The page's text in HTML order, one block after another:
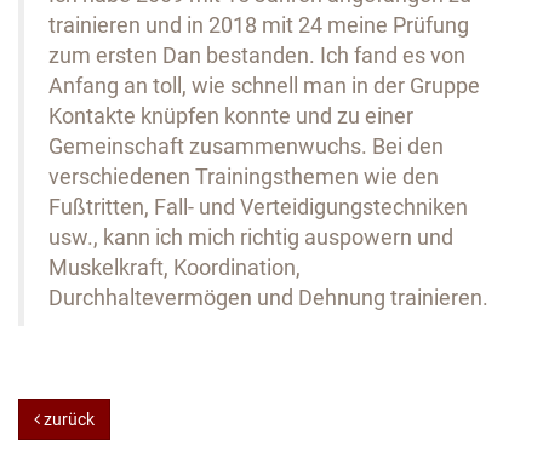
trainieren und in 2018 mit 24 meine Prüfung
zum ersten Dan bestanden. Ich fand es von
Anfang an toll, wie schnell man in der Gruppe
Kontakte knüpfen konnte und zu einer
Gemeinschaft zusammenwuchs. Bei den
verschiedenen Trainingsthemen wie den
Fußtritten, Fall- und Verteidigungstechniken
usw., kann ich mich richtig auspowern und
Muskelkraft, Koordination,
Durchhaltevermögen und Dehnung trainieren.
zurück